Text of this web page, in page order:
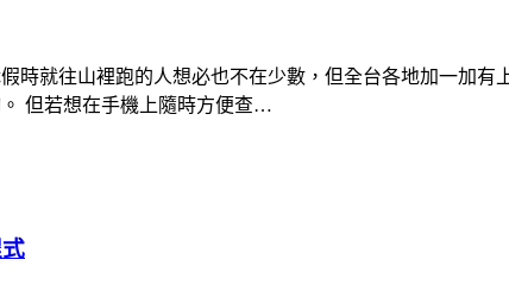
時就往山裡跑的人想必也不在少數，但全台各地加一加
但若想在手機上隨時方便查…